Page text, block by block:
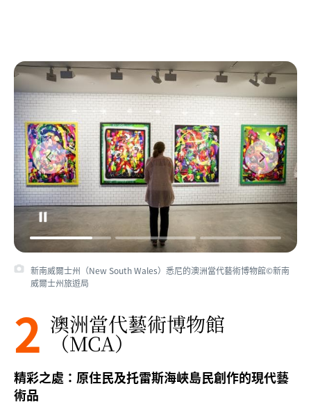
新南威爾士州（New South Wales）悉尼的澳洲當代藝術博物館©新南
威爾士州旅遊局
2 澳洲當代藝術博物館
（MCA）
精彩之處：原住民及托雷斯海峽島民創作的現代藝
術品